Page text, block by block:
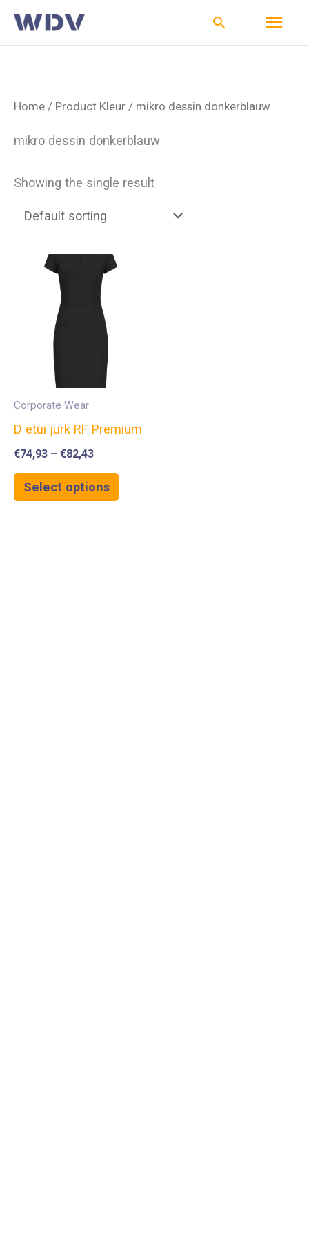
Ga
naar
Zoeken
Home / Product Kleur / mikro dessin donkerblauw
mikro dessin donkerblauw
Showing the single result
Corporate Wear
D etui jurk RF Premium
€74,93 – €82,43
Select options